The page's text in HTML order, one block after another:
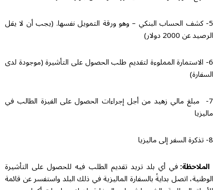
5- كشف الحساب البنكي – وهو ورقة التمويل نفسها. (يجب أن لا يقل
الرصيد عن 2000 دولار)
6- الاستمارة المملوءة لتقديم طلب الحصول على التأشيرة (موجودة لدى
السفارة)
7- مبلغ مالي زهيد من أجل إجراءات الحصول على الفيزة الطالب في
ماليزيا
8- تذكرة السفر إلى ماليزيا
الملاحظة:في أي بلد تريد تقديم الطلب فيه للحصول على التأشيرة
الوطنية، اتصل بدايةً بالسفارة الماليزية في ذلك البلد واستفسر عن قائمة